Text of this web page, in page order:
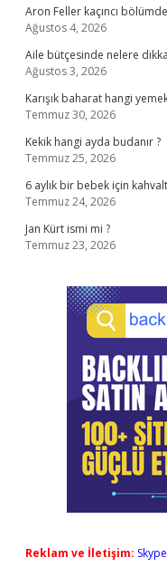
Aron Feller kaçıncı
Ağustos 4, 2026
Aile bütçesinde nelere
Ağustos 3, 2026
Karışık baharat hangi
Temmuz 30, 2026
Kekik hangi ayda budanır ?
Temmuz 25, 2026
6 aylık bir bebek için
Temmuz 24, 2026
Jan Kürt ismi mi ?
Temmuz 23, 2026
Reklam ve İletişim: